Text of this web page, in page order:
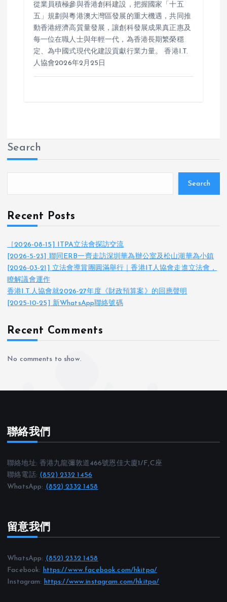
從業員積極參與香港創科建設，把握國家「十五
五」規劃與粵港澳大灣區發展的重大機遇，共同推
動香港經濟高質量發展，讓創科發展成果真正惠及
每一位在職人士與年輕一代，為香港長期繁榮穩
定、為中國式現代化建設貢獻行業力量。 香港I.T.
人協會2026年2月25日
Search
Search
Recent Posts
［2026-08-15] ITPA立法會探訪交流
[2026-5-23] 聯同ERB一齊走訪深圳華為辦公室及松山湖華為小鎮
[2026-03-21] 立法會導賞團圓滿舉行｜香港IT人協會走進立法會，
瞭解議會運作
香港I.T.人協會就2026-27年度《財政預算案》的回應聲明
[2025-10-25] 新WhatsApp聯絡號碼
Recent Comments
No comments to show.
聯絡我們
聯絡地址: 香港九龍彌敦道466號恩佳大廈1/F,C座
聯絡電話: (852) 2332 1456
WhatsApp: (852) 2332 1458
留意我們
WhatsApp: (852) 2332 1458
Facebook: https://www.facebook.com/hkitpa/
Instagram: https://www.instagram.com/hkitpa/